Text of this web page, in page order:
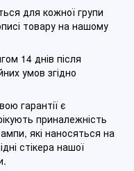
для кожної групи
товару на нашому
14 днів після
умов згідно
гарантії є
приналежність
які наносяться на
стікера нашої